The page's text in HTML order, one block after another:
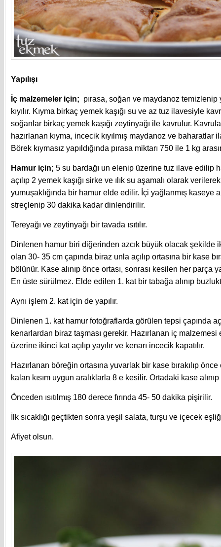
Yapılışı
İç malzemeler için; pırasa, soğan ve maydanoz temizlenip
kıyılır. Kıyma birkaç yemek kaşığı su ve az tuz ilavesiyle
soğanlar birkaç yemek kaşığı zeytinyağı ile kavrulur.
hazırlanan kıyma, incecik kıyılmış maydanoz ve baharatlar
Börek kıymasız yapıldığında pırasa miktarı 750 ile 1 kg
Hamur için; 5 su bardağı un elenip üzerine tuz ilave edilip
açılıp 2 yemek kaşığı sirke ve ılık su aşamalı olarak
yumuşaklığında bir hamur elde edilir. İçi yağlanmış kaseye
streçlenip 30 dakika kadar dinlendirilir.
Tereyağı ve zeytinyağı bir tavada ısıtılır.
Dinlenen hamur biri diğerinden azcık büyük olacak şekilde
olan 30- 35 cm çapında biraz unla açılıp ortasına bir kase
bölünür. Kase alınıp önce ortası, sonrası kesilen her parça
En üste sürülmez. Elde edilen 1. kat bir tabağa alınıp
Aynı işlem 2. kat için de yapılır.
Dinlenen 1. kat hamur fotoğraflarda görülen tepsi çapında
kenarlardan biraz taşması gerekir. Hazırlanan iç malzemesi
üzerine ikinci kat açılıp yayılır ve kenarı incecik kapatılır.
Hazırlanan böreğin ortasına yuvarlak bir kase bırakılıp
kalan kısım uygun aralıklarla 8 e kesilir. Ortadaki kase
Önceden ısıtılmış 180 derece fırında 45- 50 dakika pişirilir.
İlk sıcaklığı geçtikten sonra yeşil salata, turşu ve içecek
Afiyet olsun.